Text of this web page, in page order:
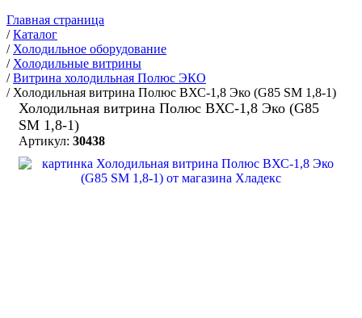
Главная страница
/Каталог
/ Холодильное оборудование
/ Холодильные витрины
/Витрина холодильная Полюс ЭКО
/ Холодильная витрина Полюс ВХС-1,8 Эко (G85 SM 1,8-1)
Холодильная витрина Полюс ВХС-1,8 Эко (G85
SM 1,8-1)
Артикул: 30438